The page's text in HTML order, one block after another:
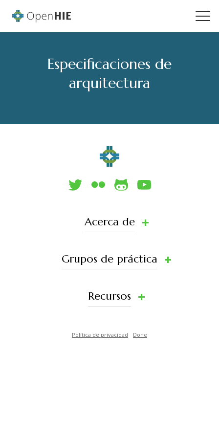
Especificaciones de
arquitectura
Acerca de
Grupos de práctica
Recursos
Política de privacidad Done